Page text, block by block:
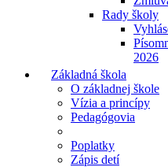
Rady školy
2026
Základná škola
O základnej škole
Vízia a princípy
Pedagógovia
Poplatky
Zápis detí